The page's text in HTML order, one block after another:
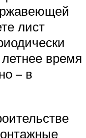
лист
время
– в